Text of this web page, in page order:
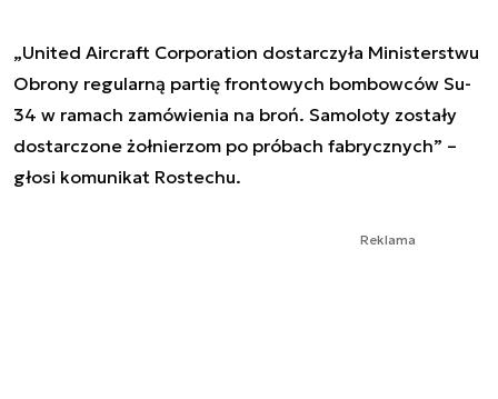
„United Aircraft Corporation dostarczyła Ministerstwu
Obrony regularną partię frontowych bombowców Su-
34 w ramach zamówienia na broń. Samoloty zostały
dostarczone żołnierzom po próbach fabrycznych” –
głosi komunikat Rostechu.
Reklama